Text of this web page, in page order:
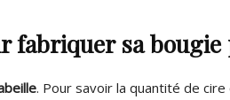
fabriquer sa
. Pour savoir la quantité de